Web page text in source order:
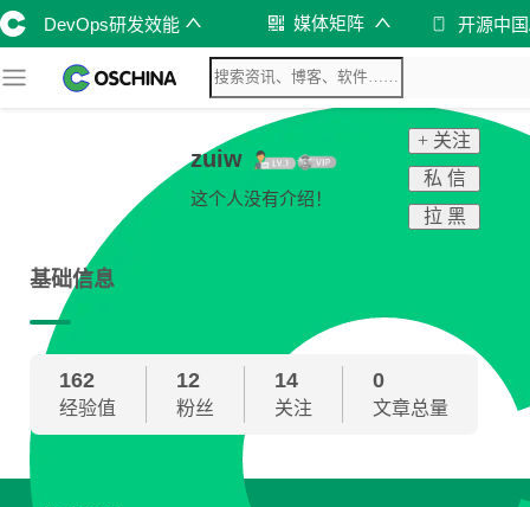
DevOps研发效能 媒体矩阵 开源中
zuiw
这个人没有介绍！
+ 关注
私 信
拉 黑
基础信息
162
经验值
12
粉丝
14
关注
0
文章总量